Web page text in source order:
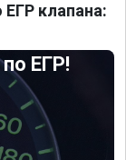
клапана:
ЕГР!